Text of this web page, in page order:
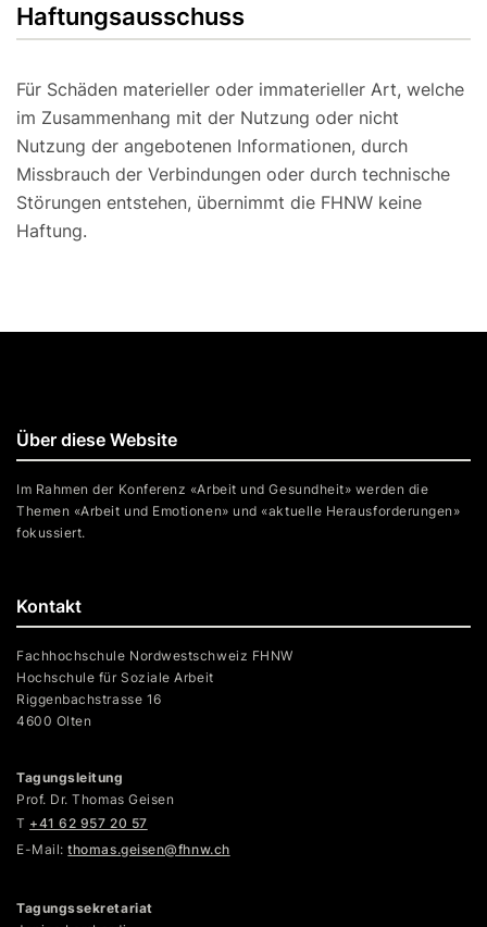
Haftungsausschuss
Für Schäden materieller oder immaterieller Art, welche
im Zusammenhang mit der Nutzung oder nicht
Nutzung der angebotenen Informationen, durch
Missbrauch der Verbindungen oder durch technische
Störungen entstehen, übernimmt die FHNW keine
Haftung.
Kontakt
Fachhochschule Nordwestschweiz FHNW
Hochschule für Soziale Arbeit
Riggenbachstrasse 16
4600 Olten
Tagungsleitung
Prof. Dr. Thomas Geisen
T +41 62 957 20 57
E-Mail:thomas.geisen@fhnw.ch
Tagungssekretariat
Über diese Website
Im Rahmen der Konferenz «Arbeit und Gesundheit» werden die
Themen «Arbeit und Emotionen» und «aktuelle Herausforderungen»
fokussiert.